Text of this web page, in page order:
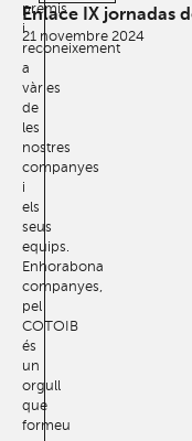
premis
i
reconeixement
a
vàries
de
les
nostres
companyes
i
els
seus
equips.
Enhorabona
companyes,
pel
COTOIB
és
un
orgull
que
formeu
Enlace IX jornadas
21 novembre 2024